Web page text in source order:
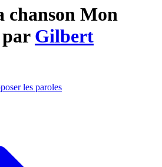
chanson Mon
par Gilbert
les paroles